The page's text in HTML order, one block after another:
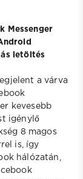
Messenger
letöltés
a várva
kevesebb
igénylő
8 magos
is, így
hálózatán,